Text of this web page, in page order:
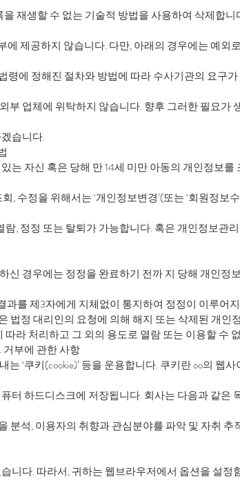
재생할 수 없는 기술적 방법을 사용하여 삭제합니
제공하지 않습니다. 다만, 아래의 경우에는 예외
령에 정해진 절차와 방법에 따라 수사기관의 요구
부 업체에 위탁하지 않습니다. 향후 그러한 필요가
습니다.
는 자신 혹은 당해 만 14세 미만 아동의 개인정보
, 수정을 위해서는 ‘개인정보변경’(또는 ‘회원정
, 정정 또는 탈퇴가 가능합니다. 혹은 개인정보관
신 경우에는 정정을 완료하기 전까 지 당해 개인정
과를 제3자에게 지체없이 통지하여 정정이 이루어
법정 대리인의 요청에 의해 해지 또는 삭제된 개
라 처리하고 그 외의 용도로 열람 또는 이용할 수
거부에 관한 사항
‘쿠키(cookie)’ 등을 운용합니다. 쿠키란 oo의 웹
터 하드디스크에 저장됩니다. 회사는 다음과 같은
분석, 이용자의 취향과 관심분야를 파악 및 자취
니다. 따라서, 귀하는 웹브라우저에서 옵션을 설